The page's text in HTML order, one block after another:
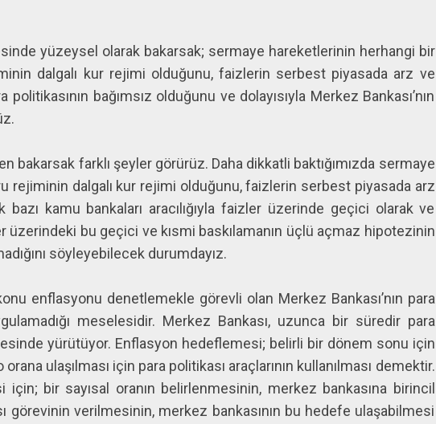
yüzeysel olarak bakarsak; sermaye hareketlerinin herhangi bir
dalgalı kur rejimi olduğunu, faizlerin serbest piyasada arz ve
bağımsız olduğunu ve dolayısıyla Merkez Bankası’nın
bakarsak farklı şeyler görürüz. Daha dikkatli baktığımızda sermaye
rejiminin dalgalı kur rejimi olduğunu, faizlerin serbest piyasada arz
kamu bankaları aracılığıyla faizler üzerinde geçici olarak ve
üzerindeki bu geçici ve kısmi baskılamanın üçlü açmaz hipotezinin
söyleyebilecek durumdayız.
enflasyonu denetlemekle görevli olan Merkez Bankası’nın para
meselesidir. Merkez Bankası, uzunca bir süredir para
yürütüyor. Enflasyon hedeflemesi; belirli bir dönem sonu için
ulaşılması için para politikası araçlarının kullanılması demektir.
bir sayısal oranın belirlenmesinin, merkez bankasına birincil
görevinin verilmesinin, merkez bankasının bu hedefe ulaşabilmesi